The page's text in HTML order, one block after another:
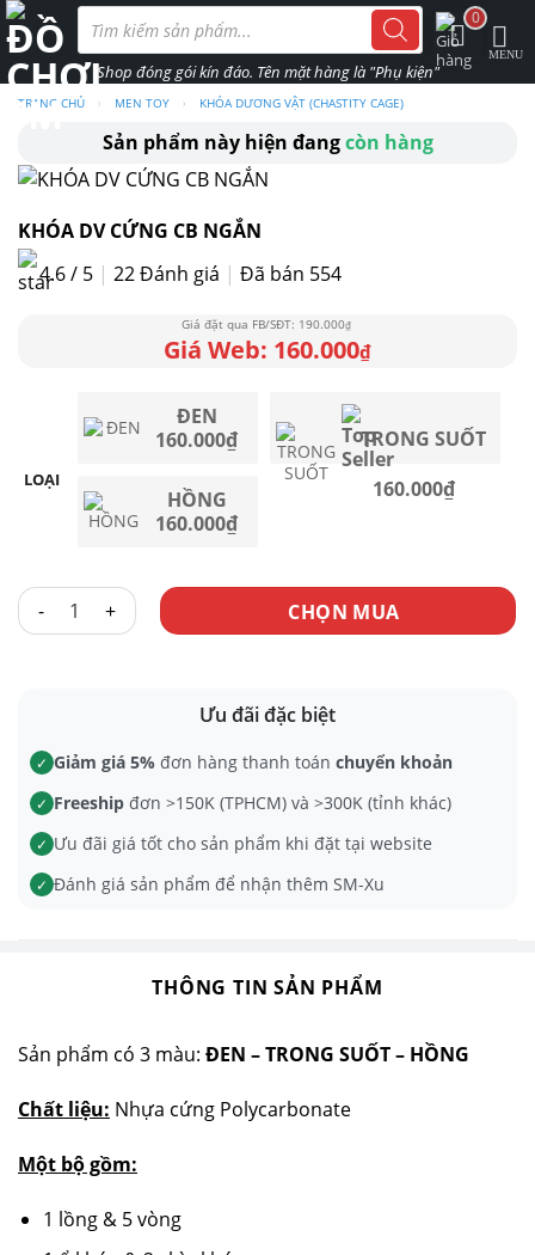
Skip
to
content
Tìm
kiếm
phẩm
TRANG CHỦ › MEN TOY › KHÓA DƯƠNG VẬT (CHASTITY CAGE)
Sản phẩm này hiện đangcòn hàng
KHÓA DV CỨNG CB NGẮN
4.6 / 5 | 22Đánh giá | Đã bán 554
190.000₫
160.000₫
LOẠI
ĐEN
160.000₫
TRONG SUỐT
160.000₫
HỒNG
160.000₫
KHÓA DV CỨNG CB NGẮN số lượngCHỌN MUA
Ưu đãi đặc biệt
✓ Giảm giá 5% đơn hàng thanh toán chuyển khoản
✓ Freeship đơn >150K (TPHCM) và >300K (tỉnh khác)
✓ Ưu đãi giá tốt cho sản phẩm khi đặt tại website
✓ Đánh giá sản phẩm để nhận thêm SM-Xu
THÔNG TIN SẢN PHẨM
Sản phẩm có 3 màu: ĐEN – TRONG SUỐT – HỒNG
Chất liệu: Nhựa cứng Polycarbonate
Một bộ gồm:
1 lồng & 5 vòng
0